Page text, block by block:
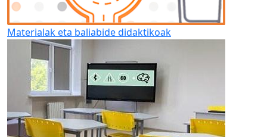
Materialak eta baliabide didaktikoak